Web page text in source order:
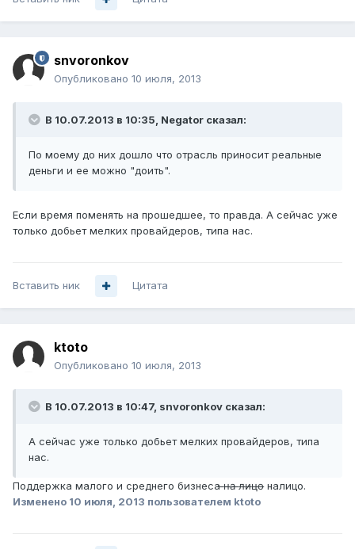
snvoronkov
Опубликовано 10 июля, 2013
В 10.07.2013 в 10:35, Negator сказал:
По моему до них дошло что отрасль приносит реальные
деньги и ее можно "доить".
Если время поменять на прошедшее, то правда. А сейчас уже
только добьет мелких провайдеров, типа нас.
Вставить ник Цитата
ktoto
Опубликовано 10 июля, 2013
В 10.07.2013 в 10:47, snvoronkov сказал:
А сейчас уже только добьет мелких провайдеров, типа
нас.
Поддержка малого и среднего бизнеса ̶н̶а̶ ̶л̶и̶ц̶о̶ налицо.
Изменено 10 июля, 2013 пользователем ktoto